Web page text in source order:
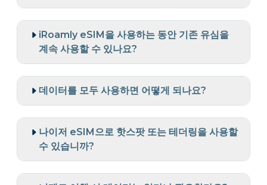
iRoamly eSIM을 사용하는 동안 기존 유심을
계속 사용할 수 있나요?
데이터를 모두 사용하면 어떻게 되나요?
나이저 eSIM으로 핫스팟 또는 테더링을 사용할
수 있습니까?